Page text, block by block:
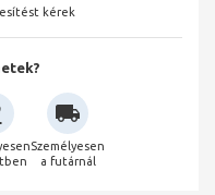
kérek
Személyesen
a futárnál